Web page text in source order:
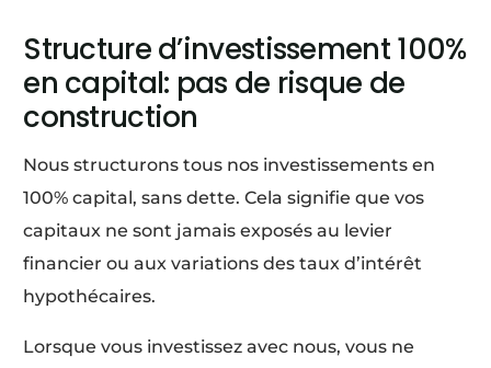
Structure d’investissement 100%
en capital: pas de risque de
construction
Nous structurons tous nos investissements en
100% capital, sans dette. Cela signifie que vos
capitaux ne sont jamais exposés au levier
financier ou aux variations des taux d’intérêt
hypothécaires.
Lorsque vous investissez avec nous, vous ne